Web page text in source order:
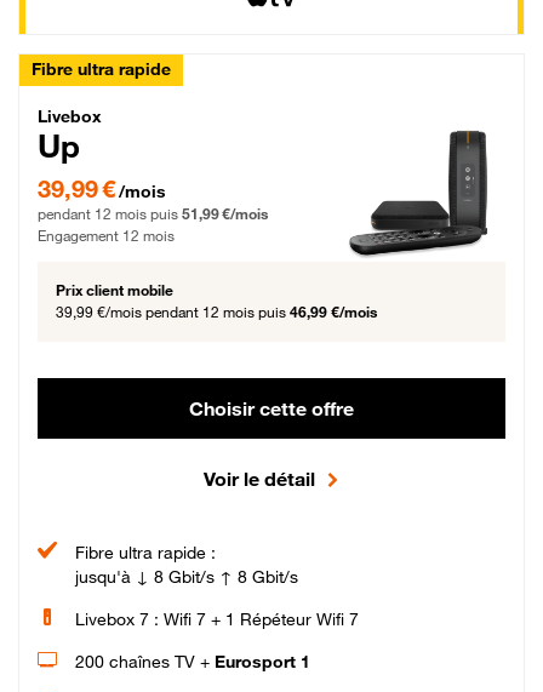
Fibre ultra rapide
Livebox Up Fibre
Livebox
Up
39,99 € par mois pendant 12 mois puis 51,99 € par mois, Engagement 12 mois
39,99 €/mois
pendant 12 mois puis 51,99 €/mois
Engagement 12 mois
Prix client mobile
39,99 €/mois pendant 12 mois puis 46,99 €/mois
Choisir cette offre
Voir le détail
Fibre ultra rapide :
jusqu'à ↓ 8 Gbit/s ↑ 8 Gbit/s
Livebox 7 : Wifi 7 + 1 Répéteur Wifi 7
200 chaînes TV + Eurosport 1